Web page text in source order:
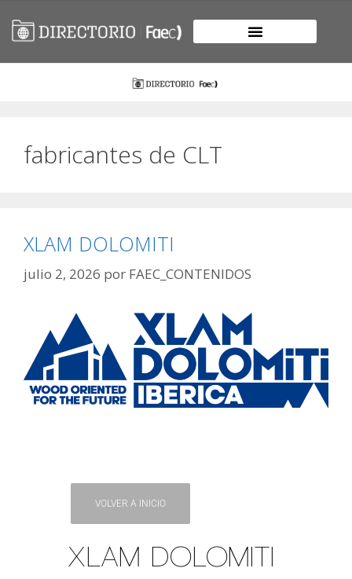
fabricantes de CLT
XLAM DOLOMITI
julio 2, 2026 por FAEC_CONTENIDOS
VOLVER A INICIO
XLAM DOLOMITI